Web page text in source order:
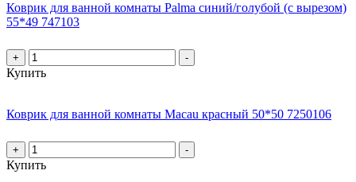
Коврик для ванной комнаты Palma синий/голубой (с вырезом)
55*49 747103
+ -
Купить
Коврик для ванной комнаты Macau красный 50*50 7250106
+ -
Купить